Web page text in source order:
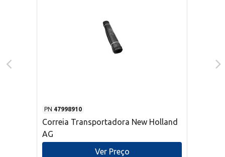
PN 47998910
Correia Transportadora New Holland
AG
Ver Preço